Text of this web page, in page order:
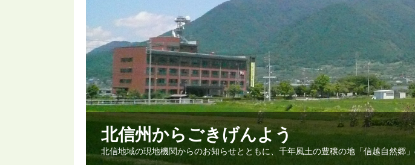
北信州からごきげんよう
北信地域の現地機関からのお知らせとともに、千年風土の豊穣の地「信越自然郷」